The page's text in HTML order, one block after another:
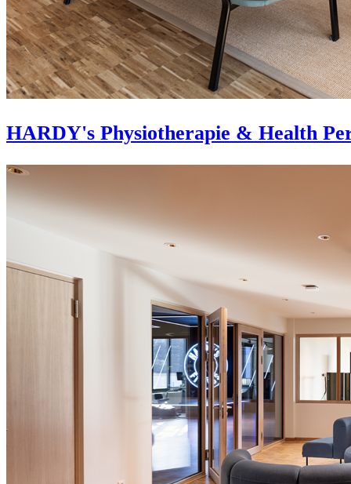
HARDY's Physiotherapie & Health